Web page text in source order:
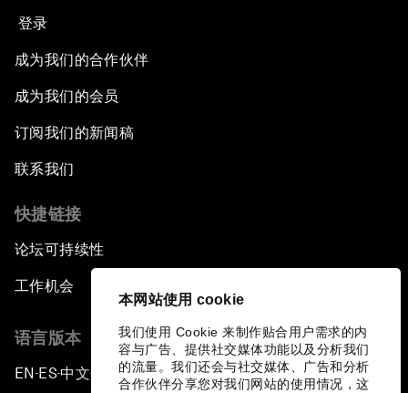
本网站使用 cookie
我们使用 Cookie 来制作贴合用户需求的内
容与广告、提供社交媒体功能以及分析我们
的流量。我们还会与社交媒体、广告和分析
合作伙伴分享您对我们网站的使用情况，这
登录
成为我们的合作伙伴
成为我们的会员
订阅我们的新闻稿
联系我们
快捷链接
论坛可持续性
工作机会
语言版本
EN ▪ES▪中文▪ 日本語